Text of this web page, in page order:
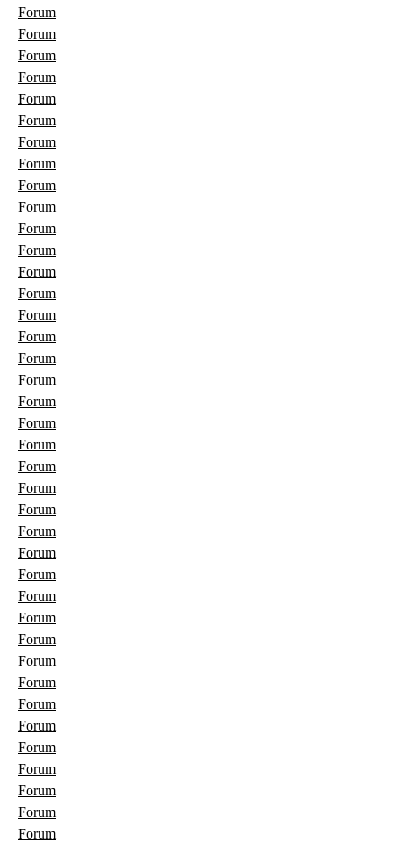
Forum
Forum
Forum
Forum
Forum
Forum
Forum
Forum
Forum
Forum
Forum
Forum
Forum
Forum
Forum
Forum
Forum
Forum
Forum
Forum
Forum
Forum
Forum
Forum
Forum
Forum
Forum
Forum
Forum
Forum
Forum
Forum
Forum
Forum
Forum
Forum
Forum
Forum
Forum